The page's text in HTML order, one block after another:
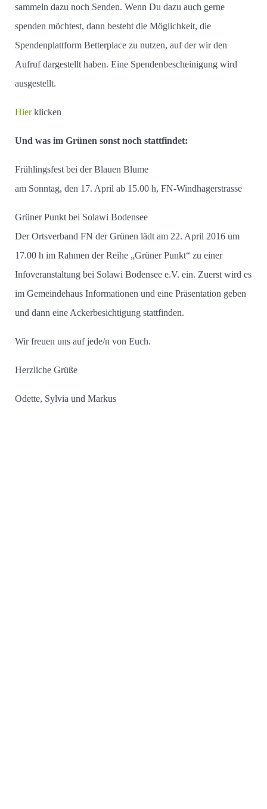
sammeln dazu noch Senden. Wenn Du dazu auch gerne
spenden möchtest, dann besteht die Möglichkeit, die
Spendenplattform Betterplace zu nutzen, auf der wir den
Aufruf dargestellt haben. Eine Spendenbescheinigung wird
ausgestellt.
Hierklicken
Und was im Grünen sonst noch stattfindet:
Frühlingsfest bei der Blauen Blume
am Sonntag, den 17. April ab 15.00 h, FN-Windhagerstrasse
Grüner Punkt bei Solawi Bodensee
Der Ortsverband FN der Grünen lädt am 22. April 2016 um
17.00 h im Rahmen der Reihe „Grüner Punkt“ zu einer
Infoveranstaltung bei Solawi Bodensee e.V. ein. Zuerst wird es
im Gemeindehaus Informationen und eine Präsentation geben
und dann eine Ackerbesichtigung stattfinden.
Wir freuen uns auf jede/n von Euch.
Herzliche Grüße
Odette, Sylvia und Markus